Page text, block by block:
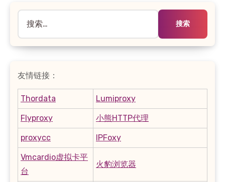
索：
友情链接：
Thordata Lumiproxy
Flyproxy 小熊HTTP代理
proxycc IPFoxy
Vmcardio虚拟卡平
台
火豹浏览器